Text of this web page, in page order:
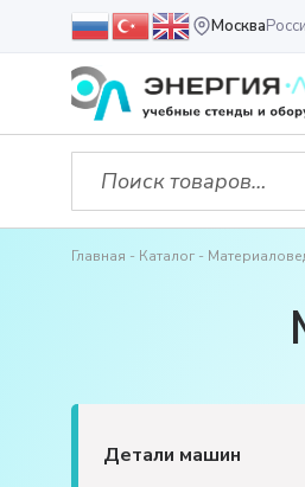
Москва
Главная Каталог
Детали машин